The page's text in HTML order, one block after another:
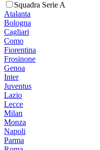
Squadra Serie A
Atalanta
Bologna
Cagliari
Como
Fiorentina
Frosinone
Genoa
Inter
Juventus
Lazio
Lecce
Milan
Monza
Napoli
Parma